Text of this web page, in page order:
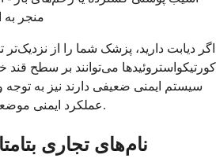
منجر
اگر دیابت دارید، پزشک شما را از
کورتیکواستروئیدها می‌توانند بر سطح قند
سیستم ایمنی ضعیفی دارند نیز به توجه
عملکرد ایمنی موضعی را بیشتر سرکوب می‌کند.
نام‌های تجاری